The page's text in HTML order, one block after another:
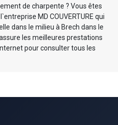
de charpente ? Vous êtes
MD COUVERTURE qui
dans le milieu à Brech dans le
les meilleures prestations
pour consulter tous les